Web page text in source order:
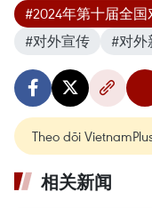
#2024年第十届全
#对外宣传
#对外
Theo dõi
相关新闻